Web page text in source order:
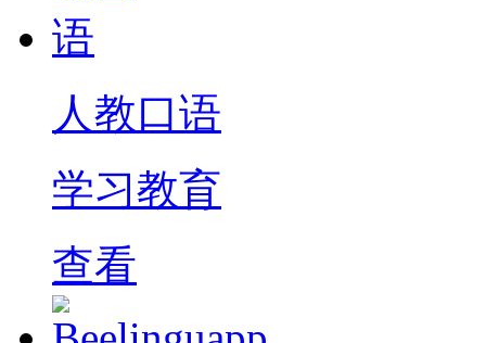
人教口语
学习教育
查看